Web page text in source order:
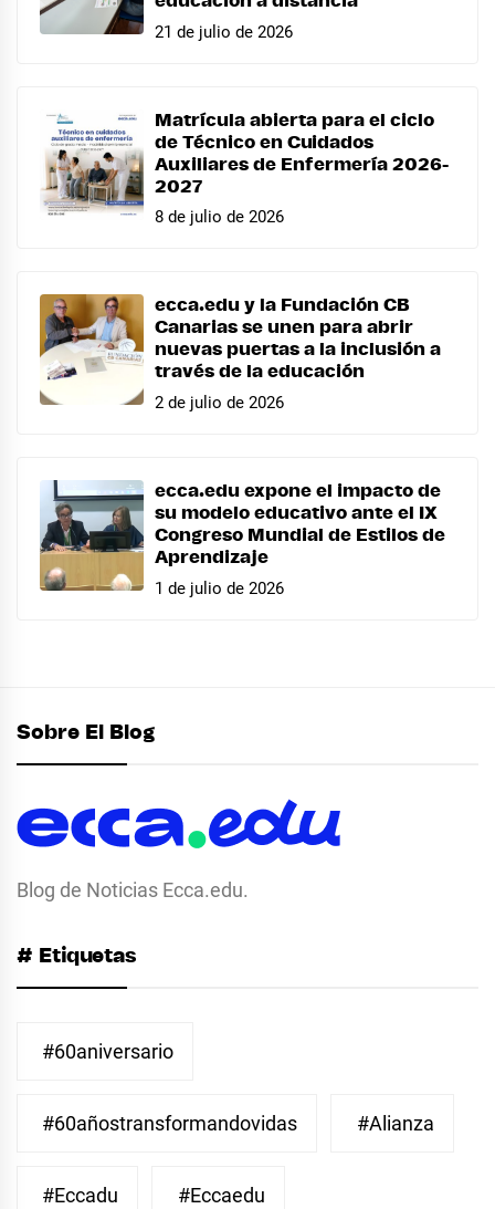
21 de julio de 2026
Matrícula abierta para el ciclo
de Técnico en Cuidados
Auxiliares de Enfermería 2026-
2027
8 de julio de 2026
ecca.edu y la Fundación CB
Canarias se unen para abrir
nuevas puertas a la inclusión a
través de la educación
2 de julio de 2026
ecca.edu expone el impacto de
su modelo educativo ante el IX
Congreso Mundial de Estilos de
Aprendizaje
1 de julio de 2026
Sobre El Blog
Blog de Noticias Ecca.edu.
# Etiquetas
#60aniversario
#60añostransformandovidas #Alianza
#eccadu #eccaedu